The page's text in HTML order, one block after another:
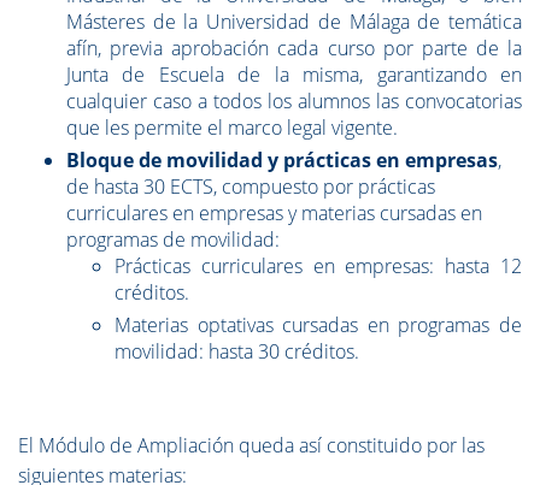
Másteres de la Universidad de Málaga de temática
afín, previa aprobación cada curso por parte de la
Junta de Escuela de la misma, garantizando en
cualquier caso a todos los alumnos las convocatorias
que les permite el marco legal vigente.
Bloque de movilidad y prácticas en empresas,
de hasta 30 ECTS, compuesto por prácticas
curriculares en empresas y materias cursadas en
programas de movilidad:
Prácticas curriculares en empresas: hasta 12
créditos.
Materias optativas cursadas en programas de
movilidad: hasta 30 créditos.
El Módulo de Ampliación queda así constituido por las
siguientes materias: